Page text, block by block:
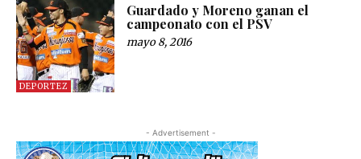
DEPORTEZ
Guardado y Moreno ganan el
campeonato con el PSV
mayo 8, 2016
- Advertisement -